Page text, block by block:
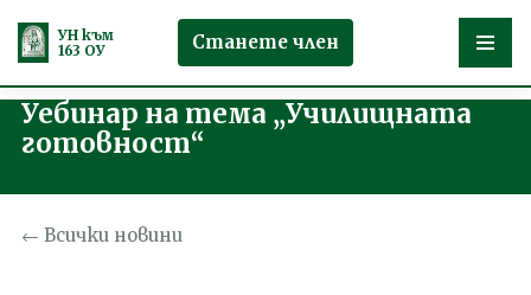
Продължете
съдържанието
УН към
163 ОУ
Станете член
Уебинар на тема „Училищната
готовност“
← Всички новини